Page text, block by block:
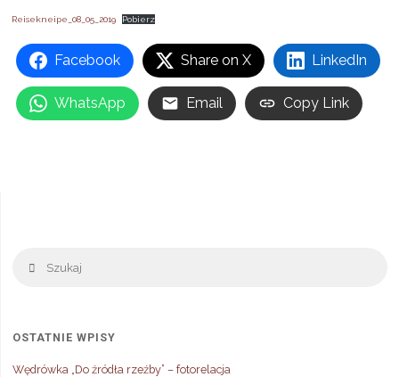
Reisekneipe_08_05_2019 Pobierz
Facebook Share on X LinkedIn
WhatsApp Email Copy Link
Szukaj
OSTATNIE WPISY
Wędrówka „Do źródła rzeźby” – fotorelacja